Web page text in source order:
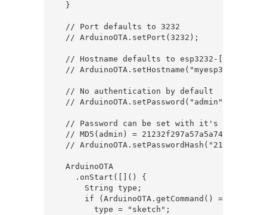
  }
  // Port defaults to 3232
  // ArduinoOTA.setPort(3232);
  // Hostname defaults to esp3232-[MAC]
  // ArduinoOTA.setHostname("myesp32");
  // No authentication by default
  // ArduinoOTA.setPassword("admin");
// Password can be set with it's md5
// MD5(admin) =
//
  ArduinoOTA
    .onStart([]() {
      String type;
if (ArduinoOTA.getCommand() ==
        type = "sketch";